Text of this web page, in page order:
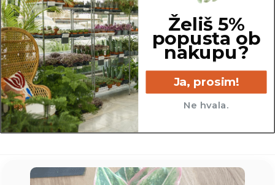
11.5 cm
Želiš 5%
popusta ob
nakupu?
Ja, prosim!
Ne hvala.